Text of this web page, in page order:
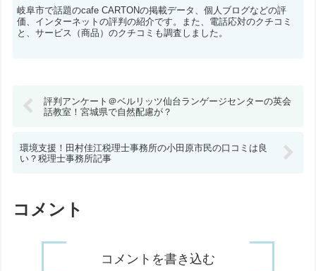
岐阜市で話題のcafe CARTONの掲載データ、個人ブログなどの評
価、インターネットの評判の紹介です。また、電話応対のクチコミ
と、サービス（商品）のクチコミも調査しました。
評判アンケート＠ベルリッツ仙台ランゲージセンターの英会
話教室！宮城県で自然配慮が？
環境支援！田村佳江税理士事務所の小田原市民の口コミは良
い？税理士事務所記事
コメント
コメントを書き込む